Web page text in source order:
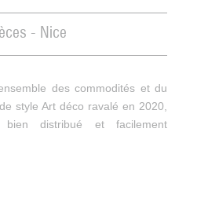
- Nice
des commodités et du
style Art déco ravalé en 2020,
distribué et facilement